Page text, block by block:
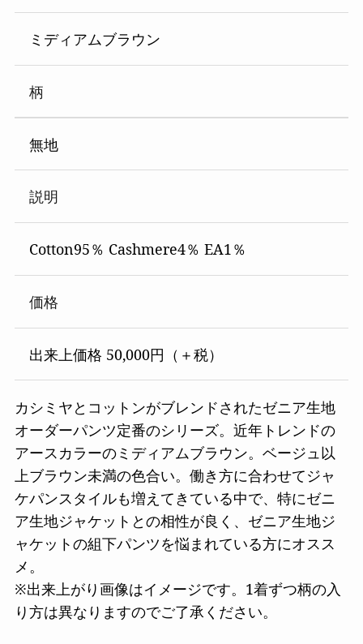
ミディアムブラウン
柄
無地
説明
Cotton95％ Cashmere4％ EA1％
価格
出来上価格 50,000円（＋税）
カシミヤとコットンがブレンドされたゼニア生地
オーダーパンツ定番のシリーズ。近年トレンドの
アースカラーのミディアムブラウン。ベージュ以
上ブラウン未満の色合い。働き方に合わせてジャ
ケパンスタイルも増えてきている中で、特にゼニ
ア生地ジャケットとの相性が良く、ゼニア生地ジ
ャケットの組下パンツを悩まれている方にオスス
メ。
※出来上がり画像はイメージです。1着ずつ柄の入
り方は異なりますのでご了承ください。